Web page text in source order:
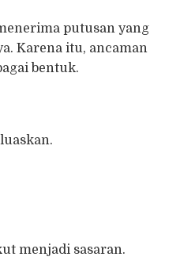
putusan yang
Karena itu, ancaman
bentuk.
menjadi sasaran.